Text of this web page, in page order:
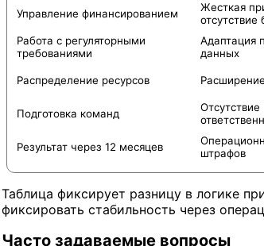
Управление финансированием
Жесткая
отсутствие
Работа с регуляторными
требованиями
Адаптация
данных
Распределение ресурсов
Подготовка команд
Результат через 12 месяцев
штрафов
Таблица фиксирует разницу в логике
фиксировать стабильность через
Часто задаваемые вопросы